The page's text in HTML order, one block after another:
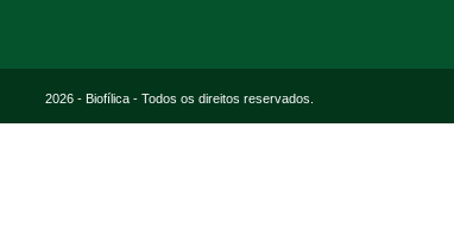
2026 - Biofílica - Todos os direitos reservados.